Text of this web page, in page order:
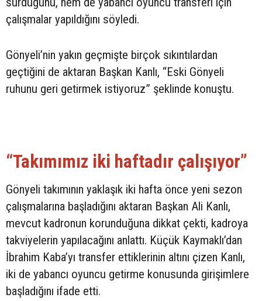
çalışmalar yapıldığını söyledi.
Gönyeli’nin yakın geçmişte birçok sıkıntılardan
geçtiğini de aktaran Başkan Kanlı, “Eski Gönyeli
ruhunu geri getirmek istiyoruz” şeklinde konuştu.
“Takımımız iki haftadır çalışıyor”
Gönyeli takımının yaklaşık iki hafta önce yeni sezon
çalışmalarına başladığını aktaran Başkan Ali Kanlı,
mevcut kadronun korunduğuna dikkat çekti, kadroya
takviyelerin yapılacağını anlattı. Küçük Kaymaklı’dan
İbrahim Kaba’yı transfer ettiklerinin altını çizen Kanlı,
iki de yabancı oyuncu getirme konusunda girişimlere
başladığını ifade etti.